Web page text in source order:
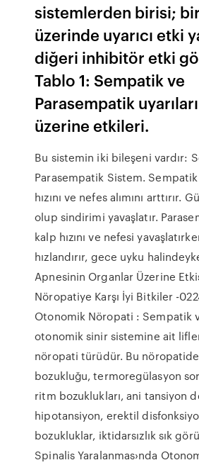
sistemlerden birisi;
üzerinde uyarıcı etki
diğeri inhibitör etki
Tablo 1: Sempatik ve
Parasempatik
üzerine etkileri.
Bu sistemin iki bileşeni vardır:
Parasempatik Sistem.
hızını ve nefes alımını arttırır.
olup sindirimi yavaşlatır.
kalp hızını ve nefesi
hızlandırır, gece uyku
Apnesinin Organlar Üzerine
Nöropatiye Karşı İyi Bitkiler -
Otonomik Nöropati : Sempatik
otonomik sinir sistemine ait
nöropati türüdür. Bu
bozukluğu, termoregülasyon
ritm bozuklukları, ani tansiyon
hipotansiyon, erektil
bozukluklar, iktidarsızlık sık
Spinalis Yaralanmas›nda